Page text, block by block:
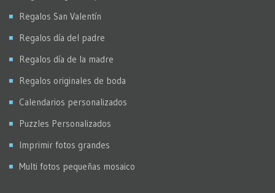
Regalos San Valentín
Regalos día del padre
Regalos día de la madre
Regalos originales de boda
Calendarios personalizados
Puzzles Personalizados
Imprimir fotos grandes
Multi fotos pequeñas mosaico